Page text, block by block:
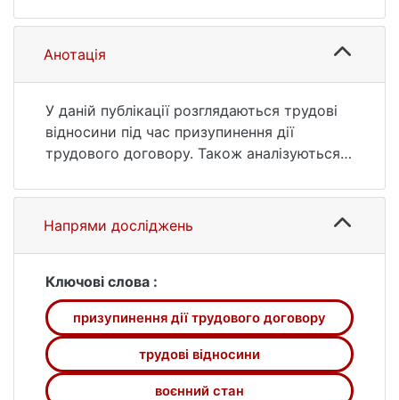
досвід : матеріали конф. Київ, 2022. URL:
https://ir.library.knu.ua/handle/15071834/620
0 (дата звернення: 25.07.2026).
Анотація
У даній публікації розглядаються трудові
відносини під час призупинення дії
трудового договору. Також аналізуються
простою, призупинення дії трудового
договору та відпустки без збереження
заробітної плати
Напрями досліджень
Ключові слова :
призупинення дії трудового договору
трудові відносини
воєнний стан